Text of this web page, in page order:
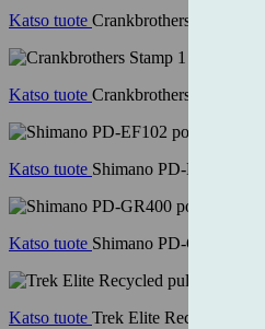
Katso tuote Crankbrothers Stamp 11
Katso tuote Crankbrothers Stamp 1
Katso tuote Shimano PD-EF102
Katso tuote Shimano PD-GR400
Katso tuote Trek Elite Recycled